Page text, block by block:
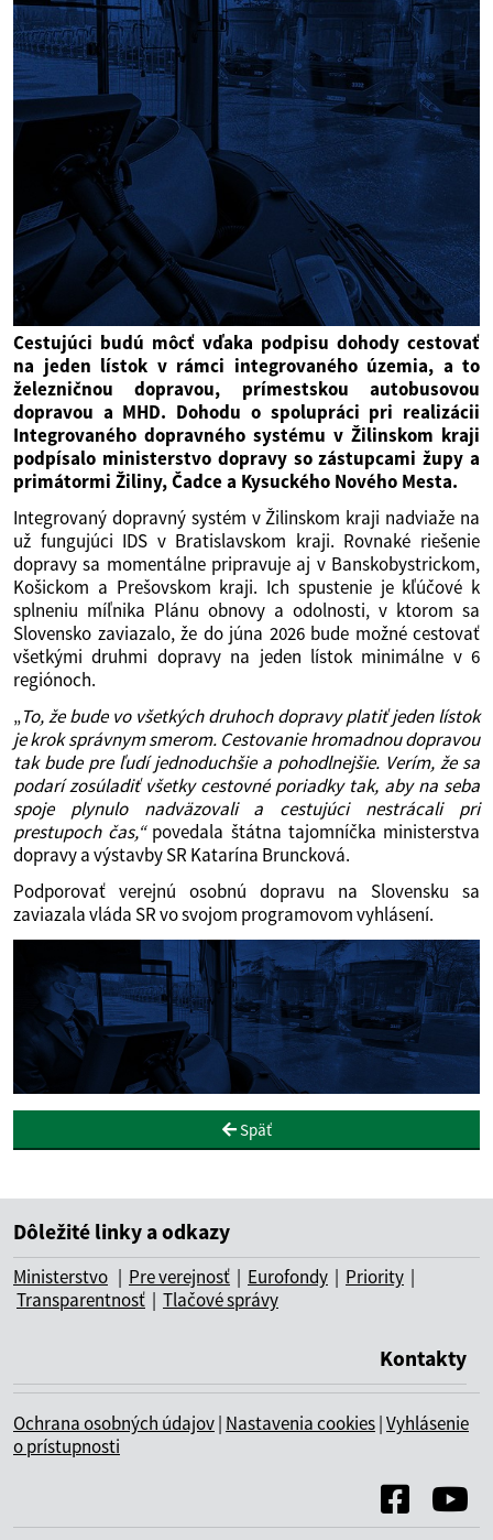
Cestujúci budú môcť vďaka podpisu dohody cestovať
na jeden lístok v rámci integrovaného územia, a to
železničnou dopravou, prímestskou autobusovou
dopravou a MHD. Dohodu o spolupráci pri realizácii
Integrovaného dopravného systému v Žilinskom kraji
podpísalo ministerstvo dopravy so zástupcami župy a
primátormi Žiliny, Čadce a Kysuckého Nového Mesta.
Integrovaný dopravný systém v Žilinskom kraji nadviaže na
už fungujúci IDS v Bratislavskom kraji. Rovnaké riešenie
dopravy sa momentálne pripravuje aj v Banskobystrickom,
Košickom a Prešovskom kraji. Ich spustenie je kľúčové k
splneniu míľnika Plánu obnovy a odolnosti, v ktorom sa
Slovensko zaviazalo, že do júna 2026 bude možné cestovať
všetkými druhmi dopravy na jeden lístok minimálne v 6
regiónoch.
„To, že bude vo všetkých druhoch dopravy platiť jeden lístok
je krok správnym smerom. Cestovanie hromadnou dopravou
tak bude pre ľudí jednoduchšie a pohodlnejšie. Verím, že sa
podarí zosúladiť všetky cestovné poriadky tak, aby na seba
spoje plynulo nadväzovali a cestujúci nestrácali pri
prestupoch čas,“povedala štátna tajomníčka ministerstva
dopravy a výstavby SR Katarína Bruncková.
Podporovať verejnú osobnú dopravu na Slovensku sa
zaviazala vláda SR vo svojom programovom vyhlásení.
Späť
Dôležité linky a odkazy
Ministerstvo | Pre verejnosť | Eurofondy | Priority |
Transparentnosť | Tlačové správy
Kontakty
Ochrana osobných údajov| Nastavenia cookies|Vyhlásenie
o prístupnosti